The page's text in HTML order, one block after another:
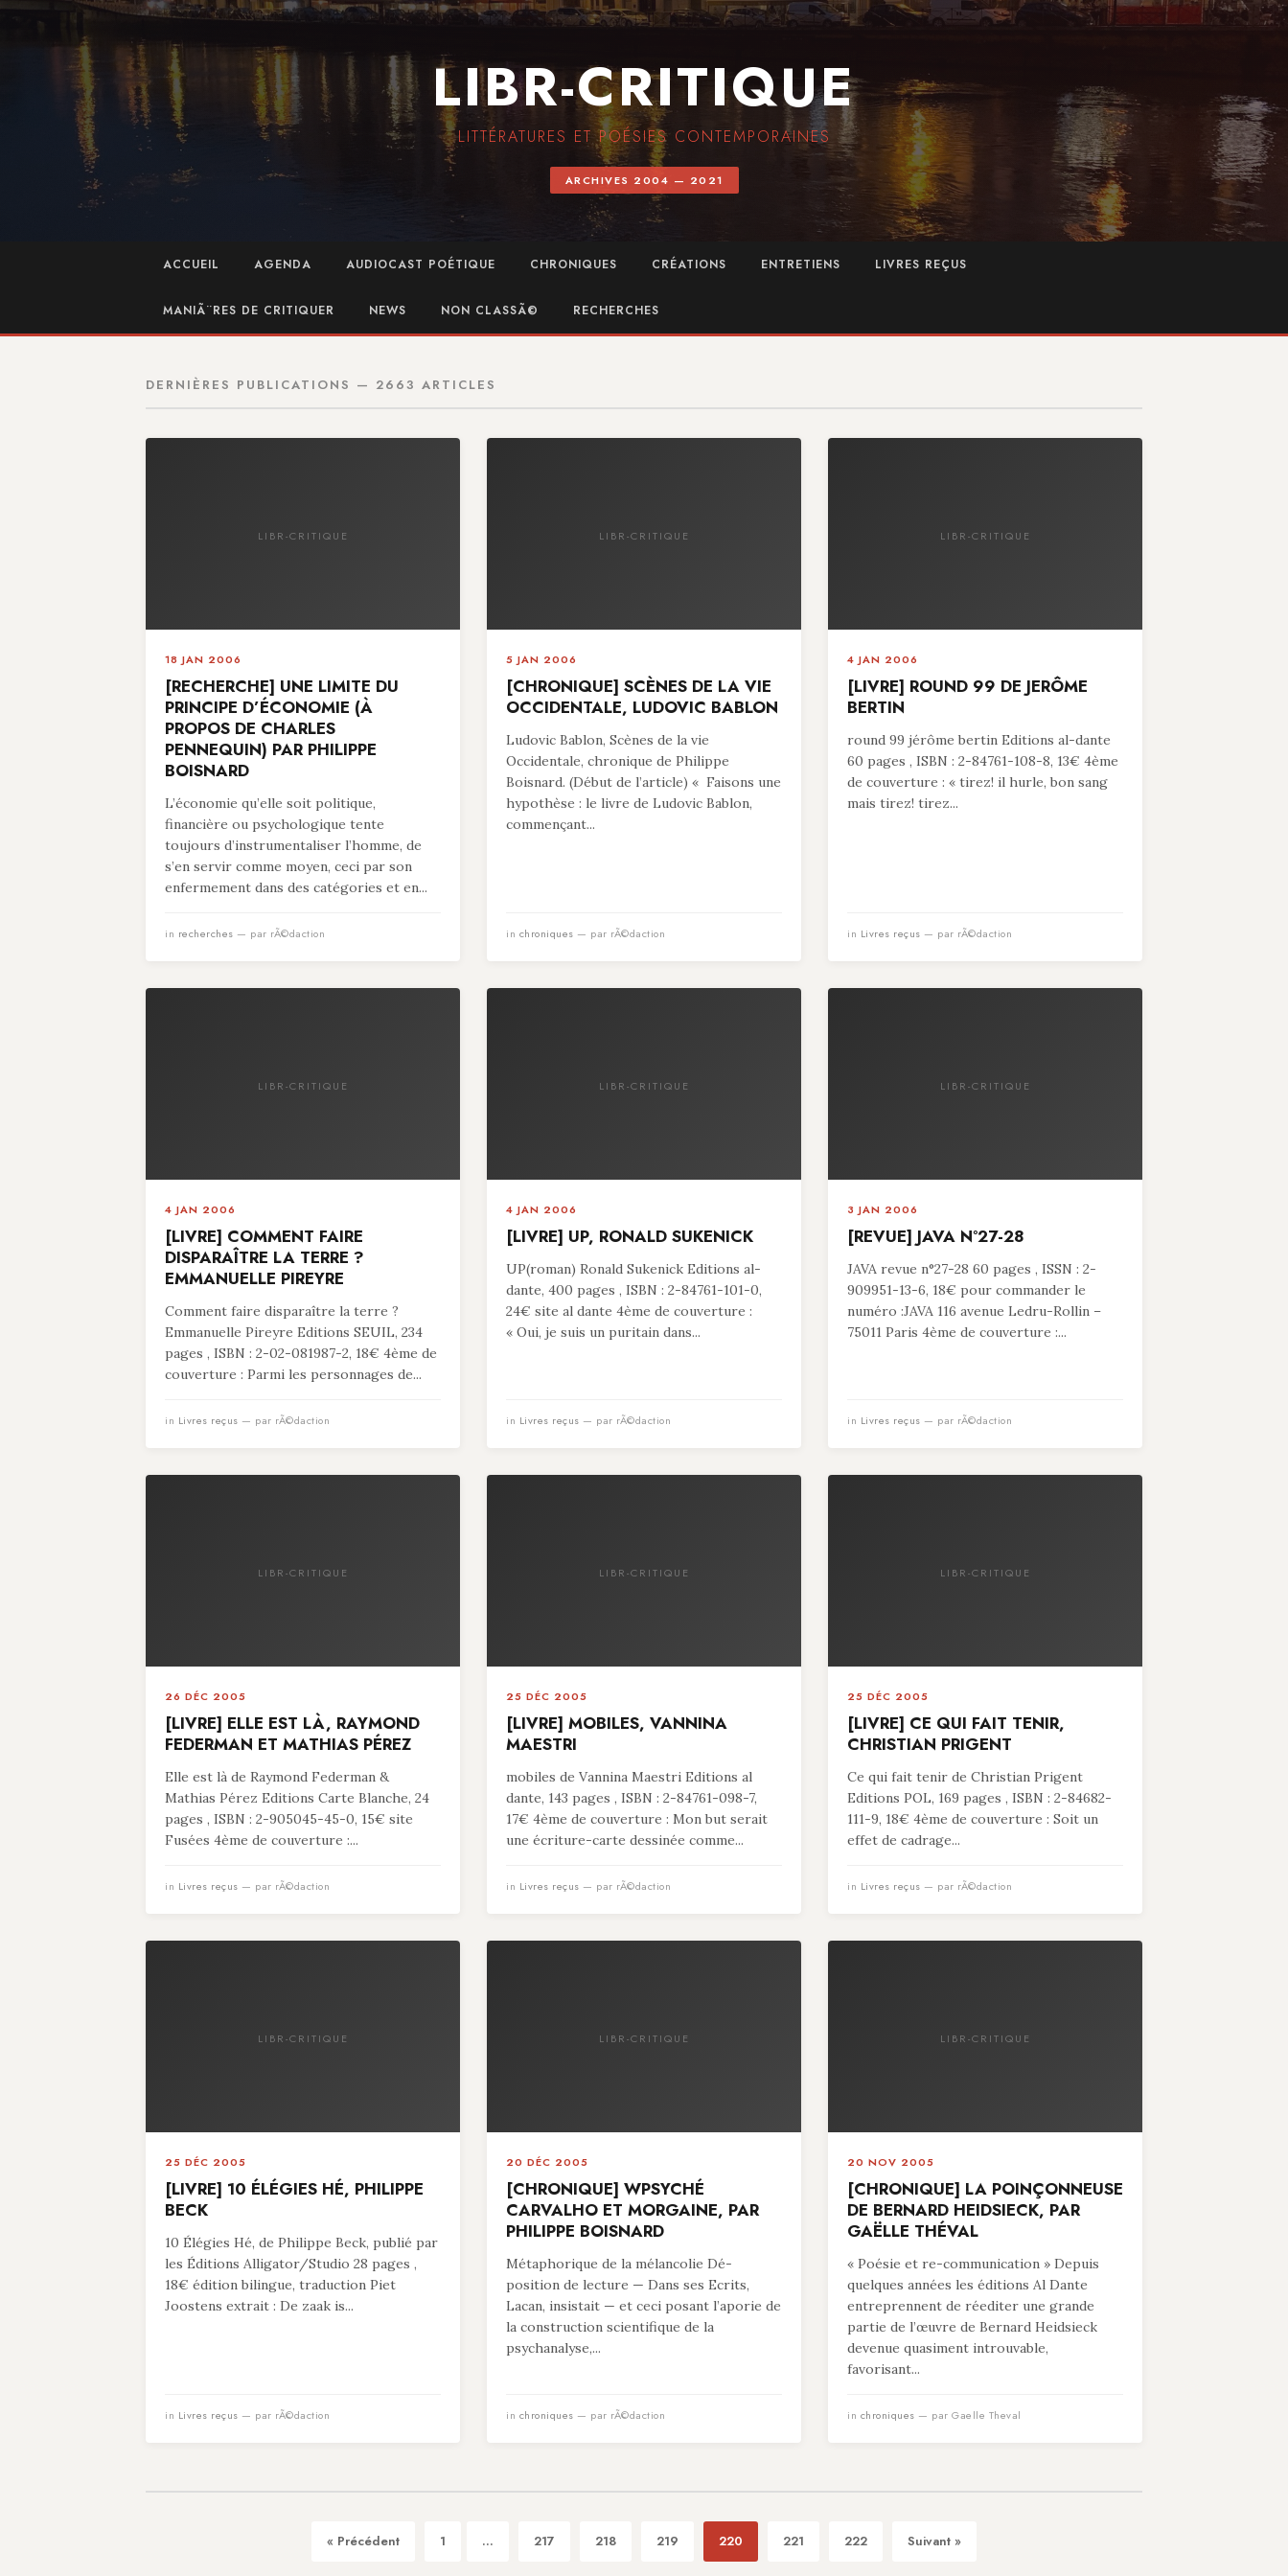
LIBR-CRITIQUE
LITTÉRATURES ET POÉSIES CONTEMPORAINES
ARCHIVES 2004 — 2021
ACCUEIL AGENDA AUDIOCAST POÉTIQUE CHRONIQUES CRÉATIONS ENTRETIENS LIVRES REÇUS
MANIÃ¨RES DE CRITIQUER NEWS NON CLASSÃ© RECHERCHES
DERNIÈRES PUBLICATIONS — 2663 ARTICLES
LIBR-CRITIQUE
18 JAN 2006
[RECHERCHE] UNE LIMITE DU
PRINCIPE D’ÉCONOMIE (À
PROPOS DE CHARLES
PENNEQUIN) PAR PHILIPPE
BOISNARD
L’économie qu’elle soit politique,
financière ou psychologique tente
toujours d’instrumentaliser l’homme, de
s’en servir comme moyen, ceci par son
enfermement dans des catégories et en...
in recherches — par rÃ©daction
LIBR-CRITIQUE
5 JAN 2006
[CHRONIQUE] SCÈNES DE LA VIE
OCCIDENTALE, LUDOVIC BABLON
Ludovic Bablon, Scènes de la vie
Occidentale, chronique de Philippe
Boisnard. (Début de l’article) « Faisons une
hypothèse : le livre de Ludovic Bablon,
commençant...
in chroniques — par rÃ©daction
LIBR-CRITIQUE
4 JAN 2006
[LIVRE] ROUND 99 DE JERÔME
BERTIN
round 99 jérôme bertin Editions al-dante
60 pages , ISBN : 2-84761-108-8, 13€ 4ème
de couverture : « tirez! il hurle, bon sang
mais tirez! tirez...
in Livres reçus — par rÃ©daction
LIBR-CRITIQUE
4 JAN 2006
[LIVRE] COMMENT FAIRE
DISPARAÎTRE LA TERRE ?
EMMANUELLE PIREYRE
Comment faire disparaître la terre ?
Emmanuelle Pireyre Editions SEUIL, 234
pages , ISBN : 2-02-081987-2, 18€ 4ème de
couverture : Parmi les personnages de...
in Livres reçus — par rÃ©daction
LIBR-CRITIQUE
4 JAN 2006
[LIVRE] UP, RONALD SUKENICK
UP(roman) Ronald Sukenick Editions al-
dante, 400 pages , ISBN : 2-84761-101-0,
24€ site al dante 4ème de couverture :
« Oui, je suis un puritain dans...
in Livres reçus — par rÃ©daction
LIBR-CRITIQUE
3 JAN 2006
[REVUE] JAVA N°27-28
JAVA revue n°27-28 60 pages , ISSN : 2-
909951-13-6, 18€ pour commander le
numéro :JAVA 116 avenue Ledru-Rollin –
75011 Paris 4ème de couverture :...
in Livres reçus — par rÃ©daction
LIBR-CRITIQUE
26 DÉC 2005
[LIVRE] ELLE EST LÀ, RAYMOND
FEDERMAN ET MATHIAS PÉREZ
Elle est là de Raymond Federman &
Mathias Pérez Editions Carte Blanche, 24
pages , ISBN : 2-905045-45-0, 15€ site
Fusées 4ème de couverture :...
in Livres reçus — par rÃ©daction
LIBR-CRITIQUE
25 DÉC 2005
[LIVRE] MOBILES, VANNINA
MAESTRI
mobiles de Vannina Maestri Editions al
dante, 143 pages , ISBN : 2-84761-098-7,
17€ 4ème de couverture : Mon but serait
une écriture-carte dessinée comme...
in Livres reçus — par rÃ©daction
LIBR-CRITIQUE
25 DÉC 2005
[LIVRE] CE QUI FAIT TENIR,
CHRISTIAN PRIGENT
Ce qui fait tenir de Christian Prigent
Editions POL, 169 pages , ISBN : 2-84682-
111-9, 18€ 4ème de couverture : Soit un
effet de cadrage...
in Livres reçus — par rÃ©daction
LIBR-CRITIQUE
25 DÉC 2005
[LIVRE] 10 ÉLÉGIES HÉ, PHILIPPE
BECK
10 Élégies Hé, de Philippe Beck, publié par
les Éditions Alligator/Studio 28 pages ,
18€ édition bilingue, traduction Piet
Joostens extrait : De zaak is...
in Livres reçus — par rÃ©daction
LIBR-CRITIQUE
20 DÉC 2005
[CHRONIQUE] WPSYCHÉ
CARVALHO ET MORGAINE, PAR
PHILIPPE BOISNARD
Métaphorique de la mélancolie Dé-
position de lecture — Dans ses Ecrits,
Lacan, insistait — et ceci posant l’aporie de
la construction scientifique de la
psychanalyse,...
in chroniques — par rÃ©daction
LIBR-CRITIQUE
20 NOV 2005
[CHRONIQUE] LA POINÇONNEUSE
DE BERNARD HEIDSIECK, PAR
GAËLLE THÉVAL
« Poésie et re-communication » Depuis
quelques années les éditions Al Dante
entreprennent de réediter une grande
partie de l’œuvre de Bernard Heidsieck
devenue quasiment introuvable,
favorisant...
in chroniques — par Gaelle Theval
« Précédent 1 ... 217 218 219 220 221 222 Suivant »